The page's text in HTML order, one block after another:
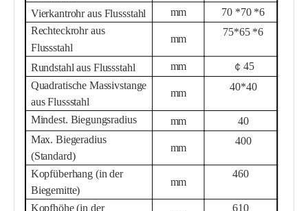
Vierkantrohr aus Flussstahl mm 70 *70 *6
Rechteckrohr aus
Flussstahl
mm
75*65 *6
Rundstahl aus Flussstahl mm ￠ 45
Quadratische Massivstange
aus Flussstahl
mm
40*40
Mindest. Biegungsradius mm 40
Max. Biegeradius
(Standard)
mm
400
Kopfüberhang (in der
Biegemitte)
mm
460
Kopfhöhe (in der
610